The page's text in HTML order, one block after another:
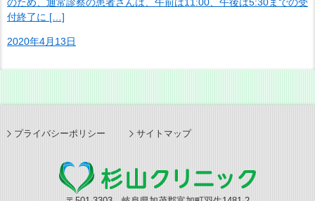
のため、通常診察の患者さんは、午前は11:00、午後は5:30までの受
付終了に […]
2020年4月13日
プライバシーポリシー サイトマップ